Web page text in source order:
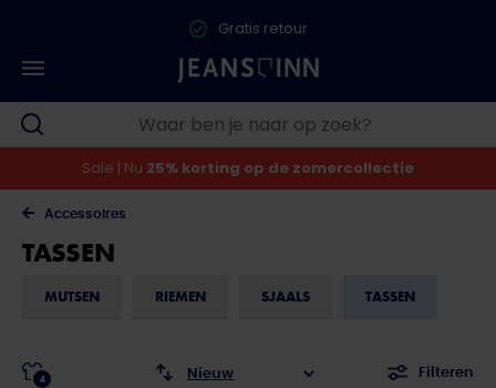
Gratis retour
Sale | Nu 25% korting op de zomercollectie
Accessoires
TASSEN
MUTSEN RIEMEN SJAALS TASSEN
Filteren
4